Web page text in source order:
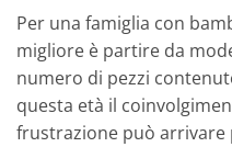
Per una famiglia con
migliore è partire da
numero di pezzi
questa età il
frustrazione può